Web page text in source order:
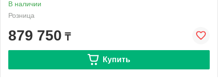
В наличии
Розница
879 750 ₸
Купить